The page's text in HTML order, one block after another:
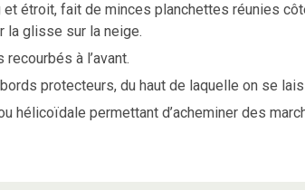
et étroit, fait de minces planchettes réunies
la glisse sur la neige.
à l’avant.
protecteurs, du haut de laquelle on se
hélicoïdale permettant d’acheminer des